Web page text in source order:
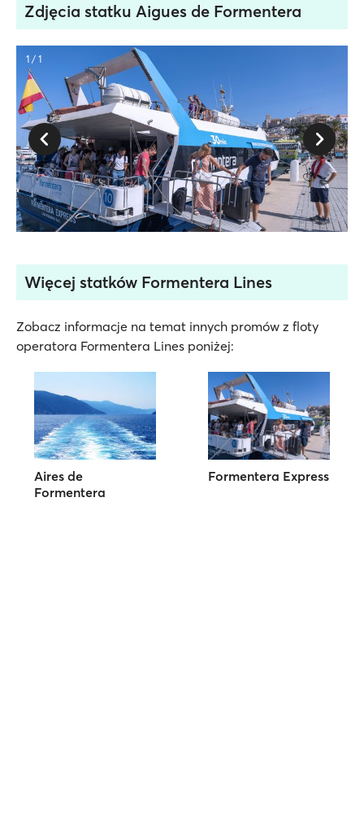
Zdjęcia statku Aigues de Formentera
1 / 1
Więcej statków Formentera Lines
Zobacz informacje na temat innych promów z floty
operatora Formentera Lines poniżej:
Aires de
Formentera
Formentera Express